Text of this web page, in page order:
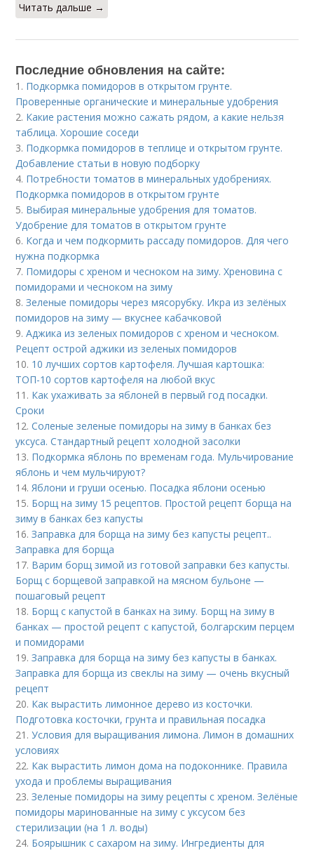
Читать дальше →
Последние обновления на сайте:
1. Подкормка помидоров в открытом грунте.
Проверенные органические и минеральные удобрения
2. Какие растения можно сажать рядом, а какие нельзя
таблица. Хорошие соседи
3. Подкормка помидоров в теплице и открытом грунте.
Добавление статьи в новую подборку
4. Потребности томатов в минеральных удобрениях.
Подкормка помидоров в открытом грунте
5. Выбирая минеральные удобрения для томатов.
Удобрение для томатов в открытом грунте
6. Когда и чем подкормить рассаду помидоров. Для чего
нужна подкормка
7. Помидоры с хреном и чесноком на зиму. Хреновина с
помидорами и чесноком на зиму
8.Зеленые помидоры через мясорубку. Икра из зелёных
помидоров на зиму — вкуснее кабачковой
9.Аджика из зеленых помидоров с хреном и чесноком.
Рецепт острой аджики из зеленых помидоров
10. 10 лучших сортов картофеля. Лучшая картошка:
ТОП-10 сортов картофеля на любой вкус
11. Как ухаживать за яблоней в первый год посадки.
Сроки
12.Соленые зеленые помидоры на зиму в банках без
уксуса. Стандартный рецепт холодной засолки
13. Подкормка яблонь по временам года. Мульчирование
яблонь и чем мульчируют?
14.Яблони и груши осенью. Посадка яблони осенью
15. Борщ на зиму 15 рецептов. Простой рецепт борща на
зиму в банках без капусты
16.Заправка для борща на зиму без капусты рецепт..
Заправка для борща
17. Варим борщ зимой из готовой заправки без капусты.
Борщ с борщевой заправкой на мясном бульоне —
пошаговый рецепт
18. Борщ с капустой в банках на зиму. Борщ на зиму в
банках — простой рецепт с капустой, болгарским перцем
и помидорами
19.Заправка для борща на зиму без капусты в банках.
Заправка для борща из свеклы на зиму — очень вкусный
рецепт
20. Как вырастить лимонное дерево из косточки.
Подготовка косточки, грунта и правильная посадка
21.Условия для выращивания лимона. Лимон в домашних
условиях
22. Как вырастить лимон дома на подоконнике. Правила
ухода и проблемы выращивания
23.Зеленые помидоры на зиму рецепты с хреном. Зелёные
помидоры маринованные на зиму с уксусом без
стерилизации (на 1 л. воды)
24. Боярышник с сахаром на зиму. Ингредиенты для